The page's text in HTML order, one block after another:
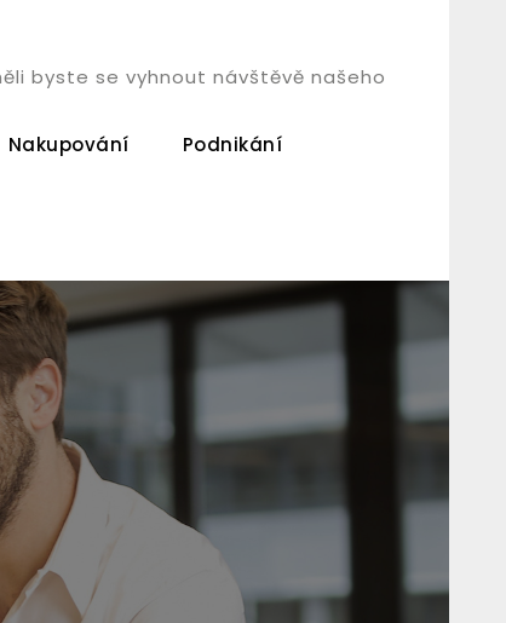
byste se vyhnout návštěvě našeho
Nakupování
Podnikání